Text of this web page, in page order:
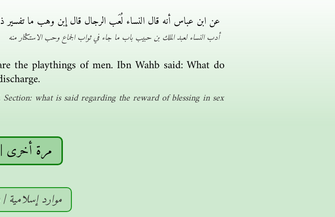
عن ابن عباس أنه قال النساء لُعَب الرجال قال إبن وهب ما
أدب النساء لعبد الملك بن حبيب باب ما جاء في ثواب الجماع وحب الاستكثار منه
the playthings of men. Ibn Wahb said: What do
what is said regarding the reward of blessing in sex
Another one | مرة أخرى
Islamic resources | موارد إسلامية